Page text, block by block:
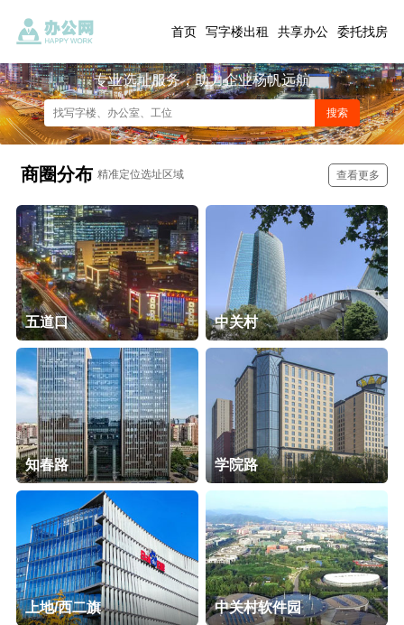
首页 写字楼出租 共享办公 委托找房
专业选址服务，助力企业杨帆远航
商圈分布 精准定位选址区域 查看更多
五道口 中关村
知春路 学院路
上地/西二旗 中关村软件园